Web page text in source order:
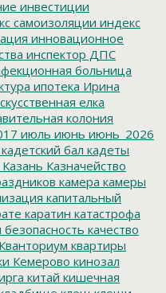
инвестиции
самоизоляции индекс
инновационное
инспектор ДПС
больница
ипотека Ирина
елка
колония
июль июнь июнь_2026
кадетский бал кадеты
Казань Казначейство
камера камеры
капитальный
каратин катастрофа
безопасность качество
Кванториум квартиры
Кемерово кинозал
китай кишечная